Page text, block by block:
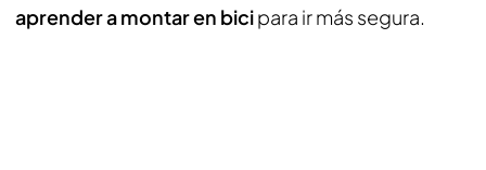
aprender a montar en bicipara ir más segura.